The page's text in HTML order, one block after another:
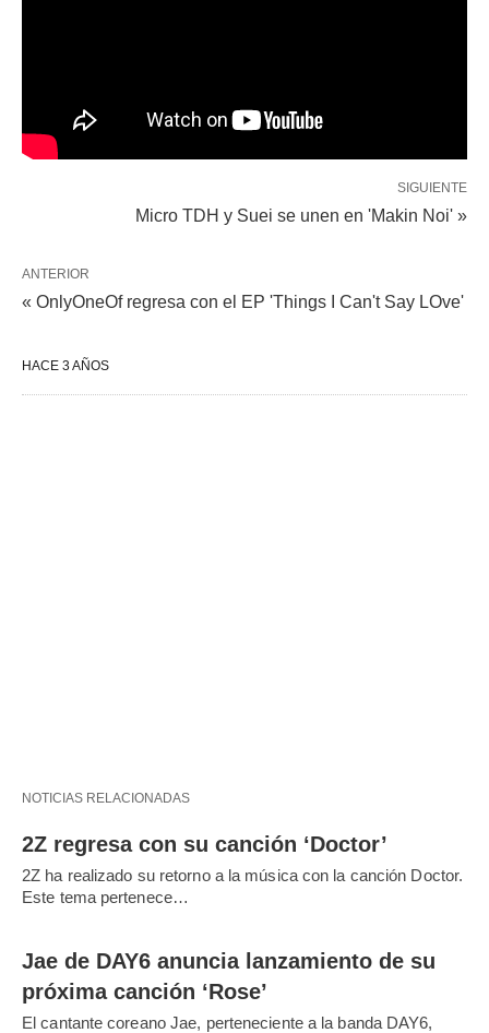
SIGUIENTE
Micro TDH y Suei se unen en 'Makin Noi' »
ANTERIOR
« OnlyOneOf regresa con el EP 'Things I Can't Say LOve'
HACE 3 AÑOS
NOTICIAS RELACIONADAS
2Z regresa con su canción ‘Doctor’
2Z ha realizado su retorno a la música con la canción Doctor.
Este tema pertenece…
Jae de DAY6 anuncia lanzamiento de su
próxima canción ‘Rose’
El cantante coreano Jae, perteneciente a la banda DAY6,